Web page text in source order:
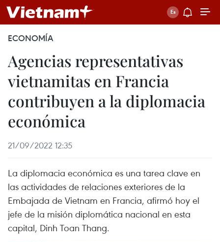
ECONOMÍA
Agencias representativas
vietnamitas en Francia
contribuyen a la diplomacia
económica
21/09/2022 12:35
La diplomacia económica es una tarea clave en
las actividades de relaciones exteriores de la
Embajada de Vietnam en Francia, afirmó hoy el
jefe de la misión diplomática nacional en esta
capital, Dinh Toan Thang.